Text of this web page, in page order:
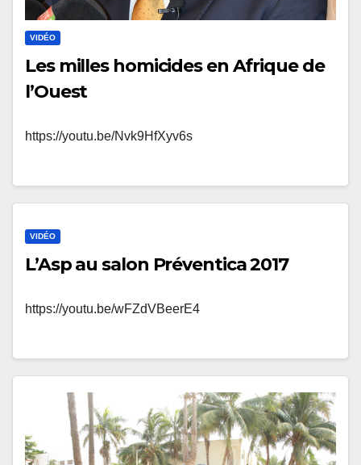
VIDÉO
Les milles homicides en Afrique de
l’Ouest
https://youtu.be/Nvk9HfXyv6s
VIDÉO
L’Asp au salon Préventica 2017
https://youtu.be/wFZdVBeerE4